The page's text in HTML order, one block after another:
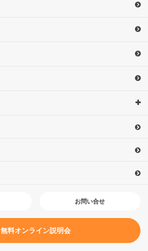
お問い合せ
無料オンライン説明会